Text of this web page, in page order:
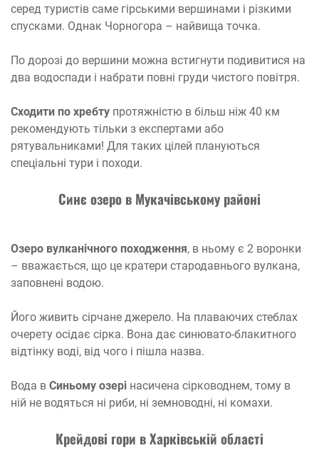
серед туристів саме гірськими вершинами і різкими
спусками. Однак Чорногора – найвища точка.
По дорозі до вершини можна встигнути подивитися на
два водоспади і набрати повні груди чистого повітря.
Сходити по хребту протяжністю в більш ніж 40 км
рекомендують тільки з експертами або
рятувальниками! Для таких цілей плануються
спеціальні тури і походи.
Синє озеро в Мукачівському районі
Озеро вулканічного походження, в ньому є 2 воронки
– вважається, що це кратери стародавнього вулкана,
заповнені водою.
Його живить сірчане джерело. На плаваючих стеблах
очерету осідає сірка. Вона дає синювато-блакитного
відтінку воді, від чого і пішла назва.
Вода в Синьому озері насичена сірководнем, тому в
ній не водяться ні риби, ні земноводні, ні комахи.
Крейдові гори в Харківській області